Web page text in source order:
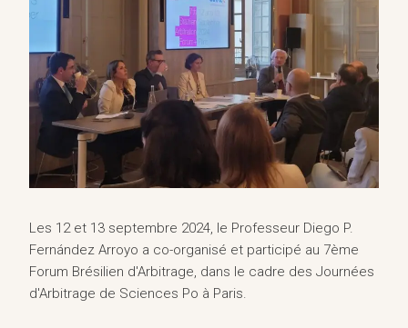
Les 12 et 13 septembre 2024, le Professeur Diego P.
Fernández Arroyo a co-organisé et participé au 7ème
Forum Brésilien d'Arbitrage, dans le cadre des Journées
d'Arbitrage de Sciences Po à Paris.